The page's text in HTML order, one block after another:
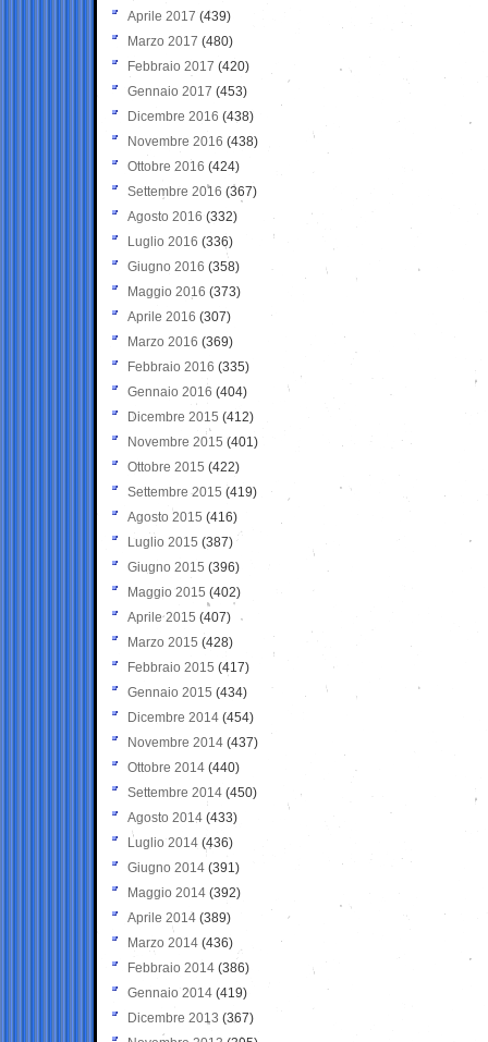
Aprile 2017 (439)
Marzo 2017 (480)
Febbraio 2017 (420)
Gennaio 2017 (453)
Dicembre 2016 (438)
Novembre 2016 (438)
Ottobre 2016 (424)
Settembre 2016 (367)
Agosto 2016 (332)
Luglio 2016 (336)
Giugno 2016 (358)
Maggio 2016 (373)
Aprile 2016 (307)
Marzo 2016 (369)
Febbraio 2016 (335)
Gennaio 2016 (404)
Dicembre 2015 (412)
Novembre 2015 (401)
Ottobre 2015 (422)
Settembre 2015 (419)
Agosto 2015 (416)
Luglio 2015 (387)
Giugno 2015 (396)
Maggio 2015 (402)
Aprile 2015 (407)
Marzo 2015 (428)
Febbraio 2015 (417)
Gennaio 2015 (434)
Dicembre 2014 (454)
Novembre 2014 (437)
Ottobre 2014 (440)
Settembre 2014 (450)
Agosto 2014 (433)
Luglio 2014 (436)
Giugno 2014 (391)
Maggio 2014 (392)
Aprile 2014 (389)
Marzo 2014 (436)
Febbraio 2014 (386)
Gennaio 2014 (419)
Dicembre 2013 (367)